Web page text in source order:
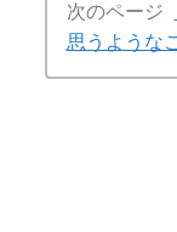
次のページ
思うような